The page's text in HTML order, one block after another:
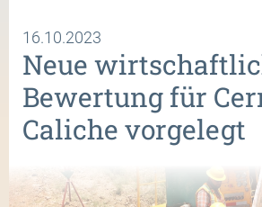
16.10.2023
Neue
Bewertung für
Caliche vorgelegt